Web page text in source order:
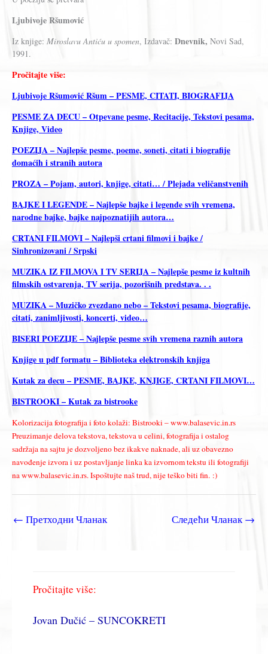
Ljubivoje Ršumović
Iz knjige: Miroslavu Antiću u spomen, Izdavač: Dnevnik, Novi Sad,
1991.
Pročitajte više:
Ljubivoje Ršumović Ršum – PESME, CITATI, BIOGRAFIJA
PESME ZA DECU – Otpevane pesme, Recitacije, Tekstovi pesama,
Knjige, Video
POEZIJA – Najlepše pesme, poeme, soneti, citati i biografije
domaćih i stranih autora
PROZA – Pojam, autori, knjige, citati… / Plejada veličanstvenih
BAJKE I LEGENDE – Najlepše bajke i legende svih vremena,
narodne bajke, bajke najpoznatijih autora…
CRTANI FILMOVI – Najlepši crtani filmovi i bajke /
Sinhronizovani / Srpski
MUZIKA IZ FILMOVA I TV SERIJA – Najlepše pesme iz kultnih
filmskih ostvarenja, TV serija, pozorišnih predstava. . .
MUZIKA – Muzičko zvezdano nebo – Tekstovi pesama, biografije,
citati, zanimljivosti, koncerti, video…
BISERI POEZIJE – Najlepše pesme svih vremena raznih autora
Knjige u pdf formatu – Biblioteka elektronskih knjiga
Kutak za decu – PESME, BAJKE, KNJIGE, CRTANI FILMOVI…
BISTROOKI – Kutak za bistrooke
Kolorizacija fotografija i foto kolaži: Bistrooki – www.balasevic.in.rs
Preuzimanje delova tekstova, tekstova u celini, fotografija i ostalog
sadržaja na sajtu je dozvoljeno bez ikakve naknade, ali uz obavezno
navođenje izvora i uz postavljanje linka ka izvornom tekstu ili fotografiji
na www.balasevic.in.rs. Ispoštujte naš trud, nije teško biti fin. :)
← Претходни Чланак Следећи Чланак→
Pročitajte više:
Jovan Dučić – SUNCOKRETI